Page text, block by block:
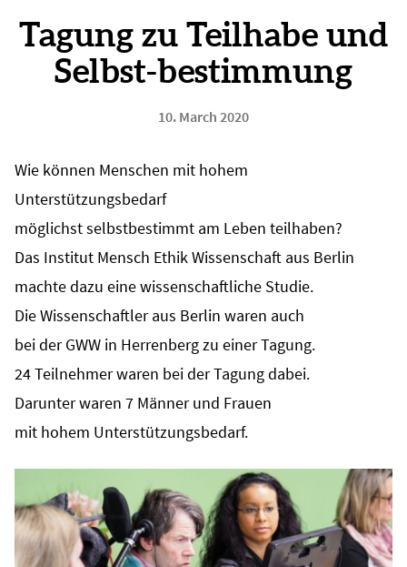
Tagung zu Teilhabe und
Selbst-bestimmung
10. March 2020
Wie können Menschen mit hohem
Unterstützungsbedarf
möglichst selbstbestimmt am Leben teilhaben?
Das Institut Mensch Ethik Wissenschaft aus Berlin
machte dazu eine wissenschaftliche Studie.
Die Wissenschaftler aus Berlin waren auch
bei der GWW in Herrenberg zu einer Tagung.
24 Teilnehmer waren bei der Tagung dabei.
Darunter waren 7 Männer und Frauen
mit hohem Unterstützungsbedarf.